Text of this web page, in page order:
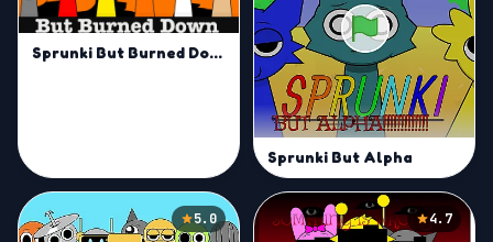
Sprunki But Burned Down Mod
Sprunki But Alpha
5.0 4.7